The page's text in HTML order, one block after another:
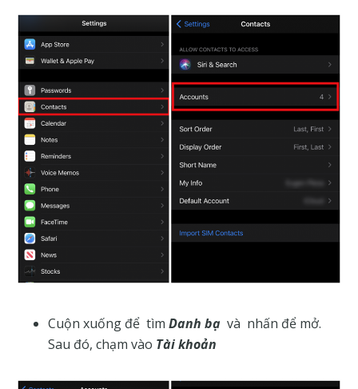
Cuộn xuống để tìm Danh bạ và nhấn để mở.
Sau đó, chạm vào Tài khoản